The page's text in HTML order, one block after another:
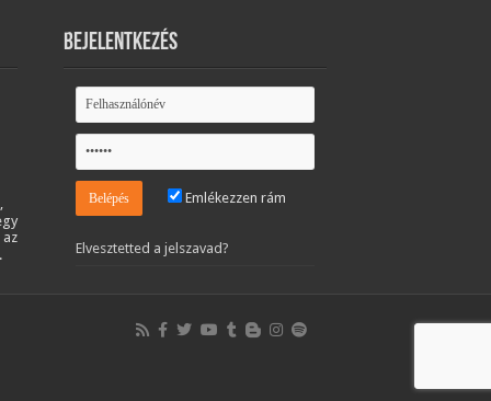
Bejelentkezés
Emlékezzen rám
Elvesztetted a jelszavad?